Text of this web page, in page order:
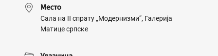
Место
Сала на II спрату „Модернизми”, Галерија
Матице српске